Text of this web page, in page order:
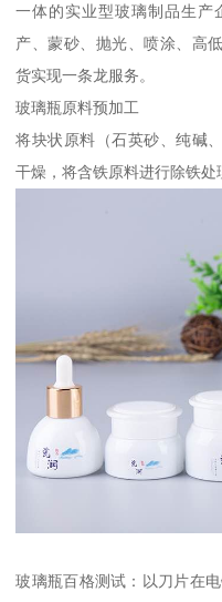
一体的实业型玻璃制品生产
产、蒙砂、抛光、喷涂、高
货实现一条龙服务。
玻璃瓶原料预加工
将块状原料（石英砂、纯碱
干燥，将含铁原料进行除铁处
玻璃瓶百格测试：以刀片在